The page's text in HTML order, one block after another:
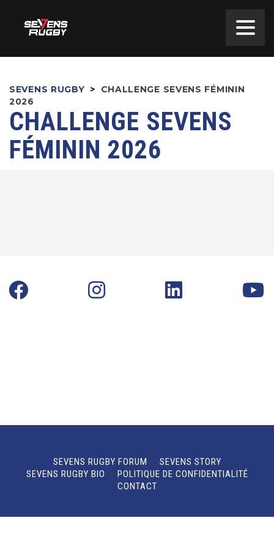
SEVENS RUGBY >
CHALLENGE SEVENS FÉMININ
2026
CHALLENGE SEVENS
FÉMININ 2026
SEVENS RUGBY FORUM
SEVENS STORY
SEVENS RUGBY BIO
POLITIQUE DE CONFIDENTIALITÉ
CONTACT